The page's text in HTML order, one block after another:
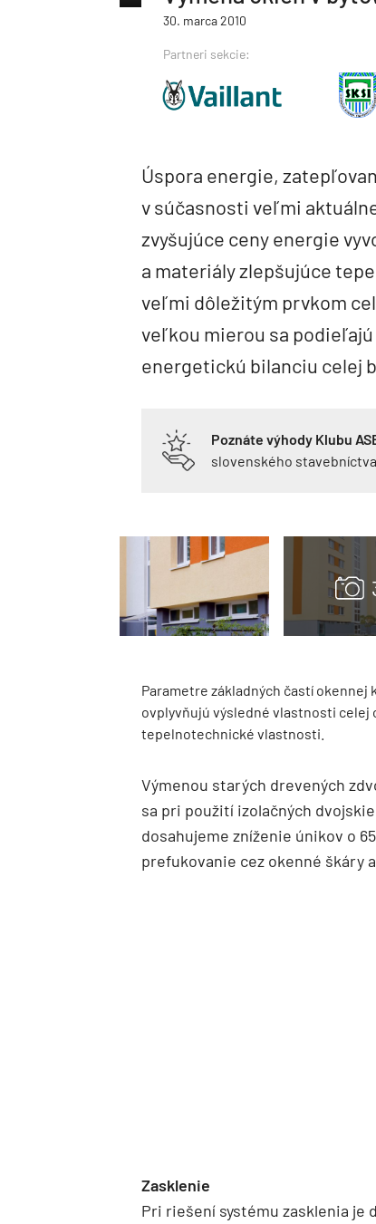
30. marca 2010
Partneri sekcie:
Úspora energie,
v súčasnosti veľmi
zvyšujúce ceny energie
a materiály zlepšujúce
veľmi dôležitým prvkom
veľkou mierou sa
energetickú bilanciu celej
Poznáte výhody Klubu
slovenského
Parametre základných častí
ovplyvňujú výsledné vlastnosti celej
tepelnotechnické vlastnosti.
Výmenou starých drevených
sa pri použití izolačných
dosahujeme zníženie únikov o
prefukovanie cez okenné škáry
Zasklenie
Pri riešení systému zasklenia je